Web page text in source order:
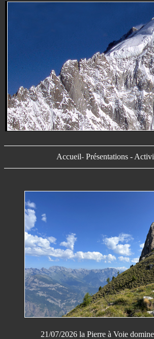
Accueil- Présentations -
21/07/2026 la Pierre à Voie